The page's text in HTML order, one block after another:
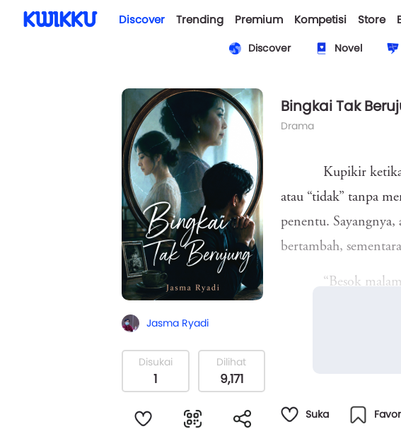
Discover Trending Premium Kompetisi Store
Discover Novel
Jasma Ryadi
Disukai
1
Dilihat
9,171
Bingkai Tak
Drama
Kupikir ketika
atau “tidak” tanpa
penentu.
bertambah,
“Besok
pernikahanmu. Ibu
Menikah.
Suka